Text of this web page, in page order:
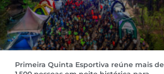
Primeira Quinta Esportiva reúne mais de